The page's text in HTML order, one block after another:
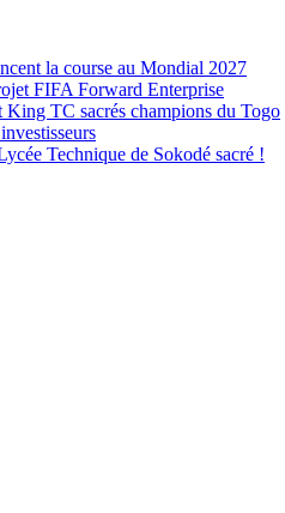
la course au Mondial 2027
FIFA Forward Enterprise
TC sacrés champions du Togo
Technique de Sokodé sacré !